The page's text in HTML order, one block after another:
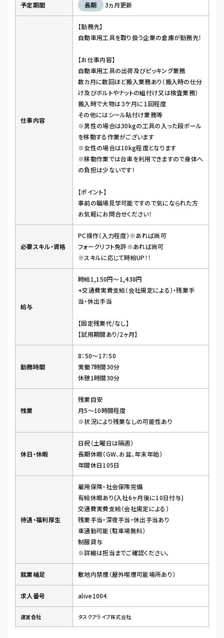
予定期間 長期 3ヵ月更新
仕事内容
【勤務先】
自動車用工具を取り扱う企業の倉庫が勤務先！
【お仕事内容】
自動車用工具の出荷及びピッキング業務
数カ月に数回ほど搬入業務あり（搬入時の仕分
け及びボルトやナットの組付け又は検査業務）
搬入時で大物は３ケ月に１回程度
その他にはシール貼付け業務等
※男性の場合は30kgの工具の入った段ボール
を移動する作業がございます
※女性の場合は10kg程度となります
※移動作業では台車を利用できますので身体へ
の負担は少ないです！
【ポイント】
事前の職場見学可能ですので気になられた方
お気軽にお問合せください！
必要スキル・資格
PC操作（入力程度）※あれば尚可
フォークリフト免許※あれば尚可
※スキルに応じて時給UP！！
給与
時給1,150円～1,438円
+交通費実費支給（会社規定による）・残業手
当・休出手当
【固定残業代/なし】
【試用期間あり/2ヶ月】
勤務時間
8：50～17：50
実働7時間30分
休憩1時間30分
残業
残業目安
月5～10時間程度
※状況により残業なしの可能性あり
休日・休暇
日祝（土曜日は隔週）
長期休暇（GW、お盆、年末年始）
年間休日105日
待遇・福利厚生
雇用保険・社会保険完備
有給休暇あり(入社6ヶ月後に10日付与)
交通費実費支給（会社規定による）
残業手当・深夜手当・休出手当あり
車通勤可能（駐車場無料）
制服貸与
※詳細は担当までご確認ください。
就業補足 敷地内禁煙（屋外喫煙可能場所あり）
求人番号 alive1004
運営会社 タスクアライブ株式会社